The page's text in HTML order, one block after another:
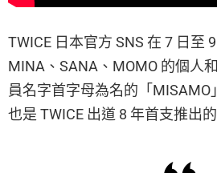
TWICE 日本官方 SNS 在 7 日至
MINA、SANA、MOMO 的個人
員名字首字母為名的「MISAMO
也是 TWICE 出道 8 年首支推出